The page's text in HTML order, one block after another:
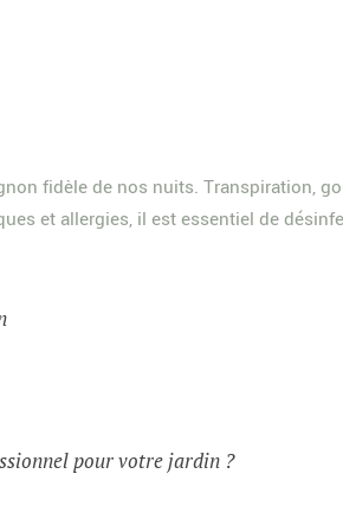
fidèle de nos nuits. Transpiration,
et allergies, il est essentiel de
pour votre jardin ?